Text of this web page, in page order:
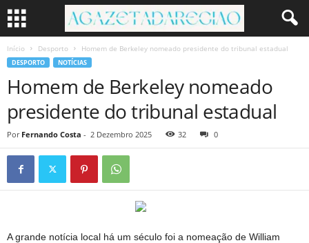
Início Desporto Homem de Berkeley nomeado presidente do tribunal estadual
DESPORTO NOTÍCIAS
Homem de Berkeley nomeado
presidente do tribunal estadual
Por Fernando Costa - 2 Dezembro 2025 32 0
A grande notícia local há um século foi a nomeação de William